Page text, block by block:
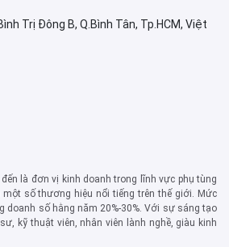
Trị Đông B, Q.Bình Tân, Tp.HCM, Việt
là đơn vị kinh doanh trong lĩnh vực phụ tùng
một số thương hiệu nổi tiếng trên thế giới. Mức
doanh số hằng năm 20%-30%. Với sự sáng tạo
kỹ thuật viên, nhân viên lành nghề, giàu kinh